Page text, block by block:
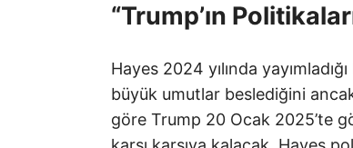
“Trump’ın
Hayes 2024 yılında
büyük umutlar beslediğini
göre Trump 20 Ocak 2025’te